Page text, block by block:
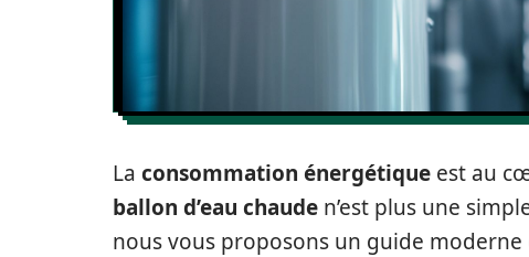
La consommation énergétique est au
ballon d’eau chaude n’est plus une
nous vous proposons un guide